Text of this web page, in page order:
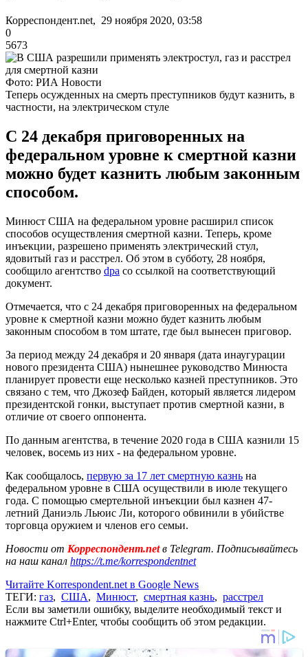
Корреспондент.net, 29 ноября 2020, 03:58
0
5673
Фото: РИА Новости
Теперь осужденных на смерть преступников будут казнить, в
частности, на электрическом стуле
С 24 декабря приговоренных на
федеральном уровне к смертной казни
можно будет казнить любым законным
способом.
Минюст США на федеральном уровне расширил список
способов осуществления смертной казни. Теперь, кроме
инъекции, разрешено применять электрический стул,
ядовитый газ и расстрел. Об этом в субботу, 28 ноября,
сообщило агентство dpa со ссылкой на соответствующий
документ.
Отмечается, что с 24 декабря приговоренных на федеральном
уровне к смертной казни можно будет казнить любым
законным способом в том штате, где был вынесен приговор.
За период между 24 декабря и 20 января (дата инаугурации
нового президента США) нынешнее руководство Минюста
планирует провести еще несколько казней преступников. Это
связано с тем, что Джозеф Байден, который является лидером
президентской гонки, выступает против смертной казни, в
отличие от своего оппонента.
По данным агентства, в течение 2020 года в США казнили 15
человек, восемь из них - на федеральном уровне.
Как сообщалось, первую за 17 лет смертную казнь на
федеральном уровне в США осуществили в июле текущего
года. С помощью смертельной инъекции был казнен 47-
летний Даниэль Льюис Ли, которого обвинили в убийстве
торговца оружием и членов его семьи.
Новости от Корреспондент.netв Telegram. Подписывайтесь
на наш канал https://t.me/korrespondentnet
Читайте Korrespondent.net в Google News
ТЕГИ: газ, США, Минюст, смертная казнь, расстрел
Если вы заметили ошибку, выделите необходимый текст и
нажмите Ctrl+Enter, чтобы сообщить об этом редакции.